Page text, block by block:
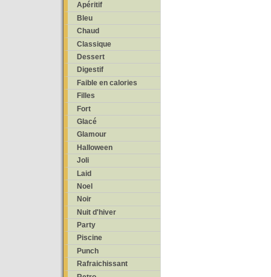
Apéritif
Bleu
Chaud
Classique
Dessert
Digestif
Faible en calories
Filles
Fort
Glacé
Glamour
Halloween
Joli
Laid
Noel
Noir
Nuit d'hiver
Party
Piscine
Punch
Rafraichissant